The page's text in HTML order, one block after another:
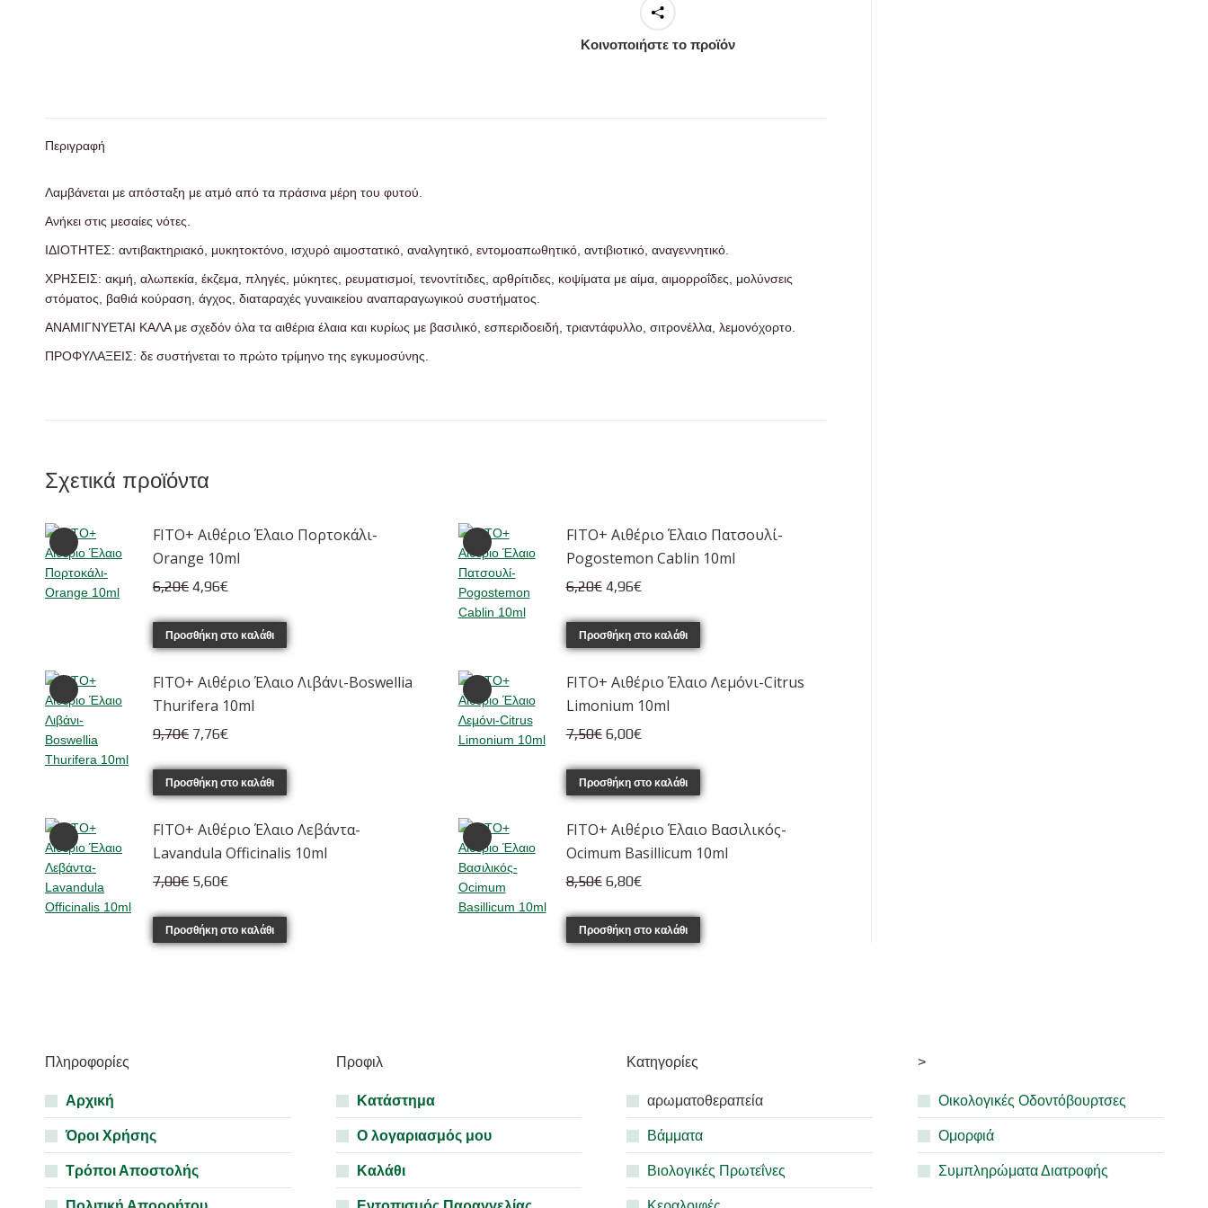
Κοινοποιήστε το προϊόν
Περιγραφή
Λαμβάνεται με απόσταξη με ατμό από τα πράσινα μέρη του φυτού.
Ανήκει στις μεσαίες νότες.
ΙΔΙΟΤΗΤΕΣ: αντιβακτηριακό, μυκητοκτόνο, ισχυρό αιμοστατικό, αναλγητικό, εντομοαπωθητικό, αντιβιοτικό, αναγεννητικό.
ΧΡΗΣΕΙΣ: ακμή, αλωπεκία, έκζεμα, πληγές, μύκητες, ρευματισμοί, τενοντίτιδες, αρθρίτιδες, κοψίματα με αίμα, αιμορροΐδες, μολύνσεις
στόματος, βαθιά κούραση, άγχος, διαταραχές γυναικείου αναπαραγωγικού συστήματος.
ΑΝΑΜΙΓΝΥΕΤΑΙ ΚΑΛΑ με σχεδόν όλα τα αιθέρια έλαια και κυρίως με βασιλικό, εσπεριδοειδή, τριαντάφυλλο, σιτρονέλλα, λεμονόχορτο.
ΠΡΟΦΥΛΑΞΕΙΣ: δε συστήνεται το πρώτο τρίμηνο της εγκυμοσύνης.
Σχετικά προϊόντα
FITO+ Αιθέριο Έλαιο Πορτοκάλι-
Orange 10ml
6,20€ Original
was:
4,96€Η
τιμή
4,96€.
Προσθήκη στο καλάθι
FITO+ Αιθέριο Έλαιο Πατσουλί-
Pogostemon Cablin 10ml
6,20€ Original
was:
4,96€Η
τιμή
4,96€.
Προσθήκη στο καλάθι
FITO+ Αιθέριο Έλαιο Λιβάνι-Boswellia
Thurifera 10ml
9,70€ Original
was:
7,76€Η
τιμή
7,76€.
Προσθήκη στο καλάθι
FITO+ Αιθέριο Έλαιο Λεμόνι-Citrus
Limonium 10ml
7,50€ Original
was:
6,00€Η
τιμή
6,00€.
Προσθήκη στο καλάθι
FITO+ Αιθέριο Έλαιο Λεβάντα-
Lavandula Officinalis 10ml
7,00€ Original
was:
5,60€Η
τιμή
Προσθήκη στο καλάθι
FITO+ Αιθέριο Έλαιο Βασιλικός-
Ocimum Basillicum 10ml
8,50€ Original
was:
6,80€Η
τιμή
Προσθήκη στο καλάθι
Πληροφορίες
Αρχική
Όροι Χρήσης
Τρόποι Αποστολής
Προφιλ
Κατάστημα
Ο λογαριασμός μου
Καλάθι
Κατηγορίες
αρωματοθεραπεία
Βάμματα
Βιολογικές Πρωτεΐνες
>
Οικολογικές Οδοντόβουρτσες
Ομορφιά
Συμπληρώματα Διατροφής